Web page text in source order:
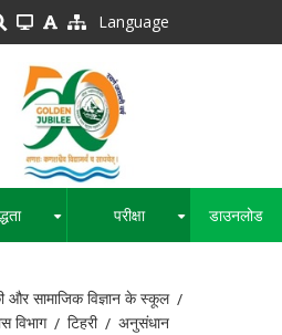
Language
परीक्षा डाउनलोड
और सामाजिक विज्ञान के स्कूल
विभाग
टिहरी अनुसंधान